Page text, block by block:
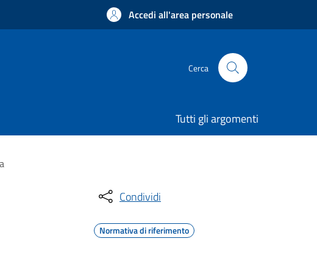
Accedi all'area personale
Cerca
Tutti gli argomenti
Condividi
Normativa di riferimento